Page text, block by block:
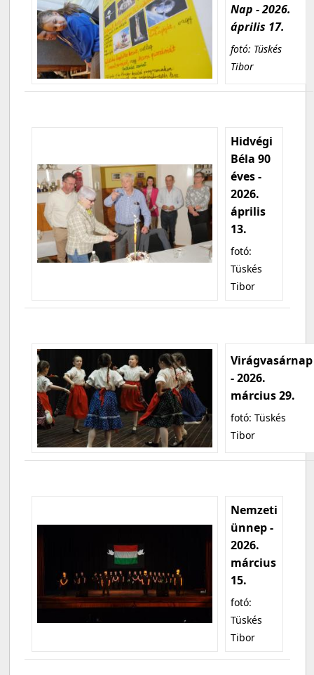
Nap - 2026.
április 17.
fotó: Tüskés
Tibor
Hidvégi
Béla 90
éves -
2026.
április
13.
fotó:
Tüskés
Tibor
Virágvasárnap
- 2026.
március 29.
fotó: Tüskés
Tibor
Nemzeti
ünnep -
2026.
március
15.
fotó:
Tüskés
Tibor